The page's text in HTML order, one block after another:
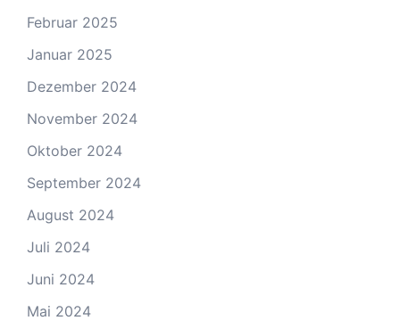
Februar 2025
Januar 2025
Dezember 2024
November 2024
Oktober 2024
September 2024
August 2024
Juli 2024
Juni 2024
Mai 2024